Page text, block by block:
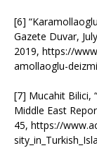
[6]
Gazete Duvar,
2019, https://
amollaoglu-
[7] Mucahit Bilici,
Middle East
45, https://